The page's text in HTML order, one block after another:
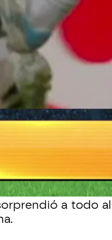
visto envuelto
El argentino
Sin
del 10 sobre el
despertando
"Lo de
Juanfe.
a todo al